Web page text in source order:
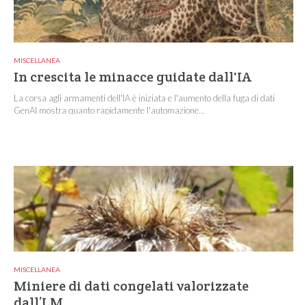
MISCELLANEA
In crescita le minacce guidate dall'IA
La corsa agli armamenti dell'IA è iniziata e l'aumento della fuga di dati
GenAI mostra quanto rapidamente l'automazione...
MISCELLANEA
Miniere di dati congelati valorizzate